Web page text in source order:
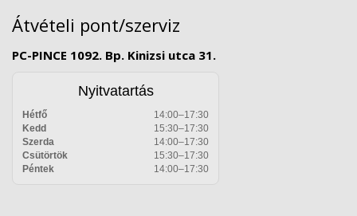
Átvételi pont/szerviz
PC-PINCE 1092. Bp. Kinizsi utca 31.
Nyitvatartás
Hétfő
14:00–17:30
Kedd
15:30–17:30
Szerda
14:00–17:30
Csütörtök
15:30–17:30
Péntek
14:00–17:30